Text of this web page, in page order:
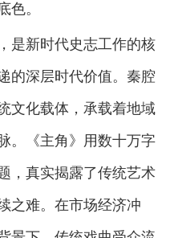
色。
是新时代史志工作的核
的深层时代价值。秦腔
文化载体，承载着地域
。《主角》用数十万字
，真实揭露了传统艺术
之难。在市场经济冲